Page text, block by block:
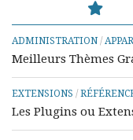
ADMINISTRATION /
Meilleurs Thèmes
EXTENSIONS /
Les Plugins ou